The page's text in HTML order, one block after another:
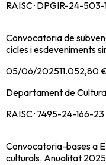
RAISC · DPGIR-24-
Convocatoria de
cicles i esdeveniments
05/06/202511.052,80
Departament de Cultura
RAISC · 7495-24-166-
Convocatoria-bases a
culturals. Anualitat 2025